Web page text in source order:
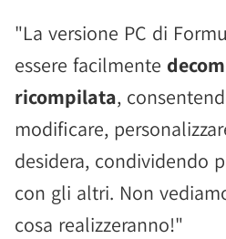
"La versione PC di
essere facilmente
ricompilata,
modificare,
desidera, condividendo
con gli altri. Non
cosa realizzeranno!"